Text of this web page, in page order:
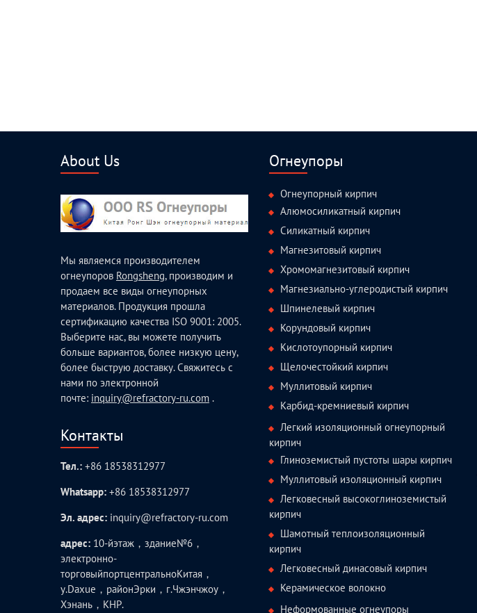
About Us
Мы являемся производителем
огнеупоров Rongsheng, производим и
продаем все виды огнеупорных
материалов. Продукция прошла
сертификацию качества ISO 9001: 2005.
Выберите нас, вы можете получить
больше вариантов, более низкую цену,
более быструю доставку. Свяжитесь с
нами по электронной
почте: inquiry@refractory-ru.com .
Контакты
Тел.: +86 18538312977
Whatsapp: +86 18538312977
Эл. адрес: inquiry@refractory-ru.com
адрес: 10-йэтаж，здание№6，
электронно-
торговыйпортцентральноКитая，
у.Daxue，районЭрки，г.Чжэнчжоу，
Хэнань，КНР.
Огнеупоры
Огнеупорный кирпич
Алюмосиликатный кирпич
Силикатный кирпич
Магнезитовый кирпич
Хромомагнезитовый кирпич
Магнезиально-углеродистый кирпич
Шпинелевый кирпич
Корундовый кирпич
Кислотоупорный кирпич
Щелочестойкий кирпич
Муллитовый кирпич
Карбид-кремниевый кирпич
Легкий изоляционный огнеупорный
кирпич
Глиноземистый пустоты шары кирпич
Муллитовый изоляционный кирпич
Легковесный высокоглиноземистый
кирпич
Шамотный теплоизоляционный
кирпич
Легковесный динасовый кирпич
Керамическое волокно
Неформованные огнеупоры